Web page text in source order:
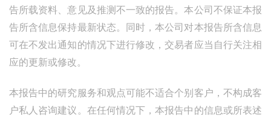
告所载资料、意见及推测不一致的报告。本公司不保证本报
告所含信息保持最新状态。同时，本公司对本报告所含信息
可在不发出通知的情况下进行修改，交易者应当自行关注相
应的更新或修改。
本报告中的研究服务和观点可能不适合个别客户，不构成客
户私人咨询建议。在任何情况下，本报告中的信息或所表述